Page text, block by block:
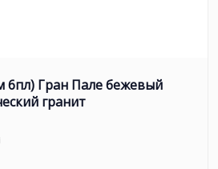
6пл) Гран Пале бежевый
гранит